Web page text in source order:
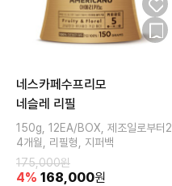
네스카페수프리모
네슬레 리필
150g, 12EA/BOX, 제조일로부터2
4개월, 리필형, 지퍼백
175,000원
4% 168,000원